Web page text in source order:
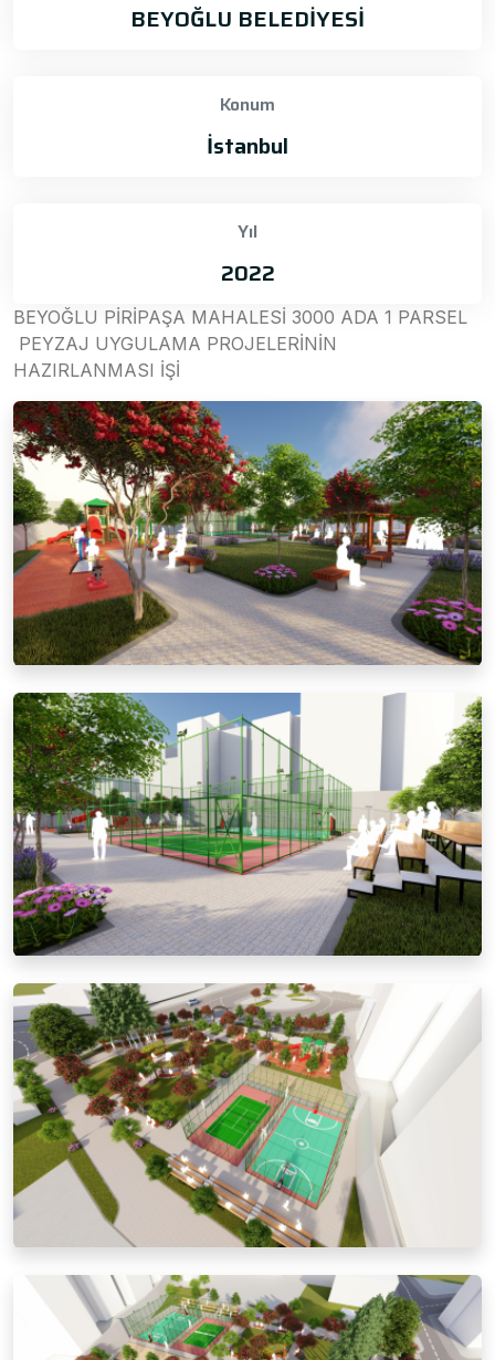
BEYOĞLU BELEDİYESİ
Konum
İstanbul
Yıl
2022
BEYOĞLU PİRİPAŞA MAHALESİ 3000 ADA 1 PARSEL
PEYZAJ UYGULAMA PROJELERİNİN
HAZIRLANMASI İŞİ